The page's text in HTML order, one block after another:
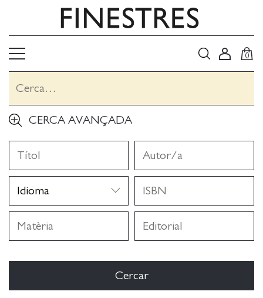
0
CERCA AVANÇADA